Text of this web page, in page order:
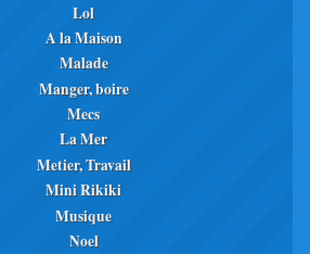
Lol
A la Maison
Malade
Manger, boire
Mecs
La Mer
Metier, Travail
Mini Rikiki
Musique
Noel